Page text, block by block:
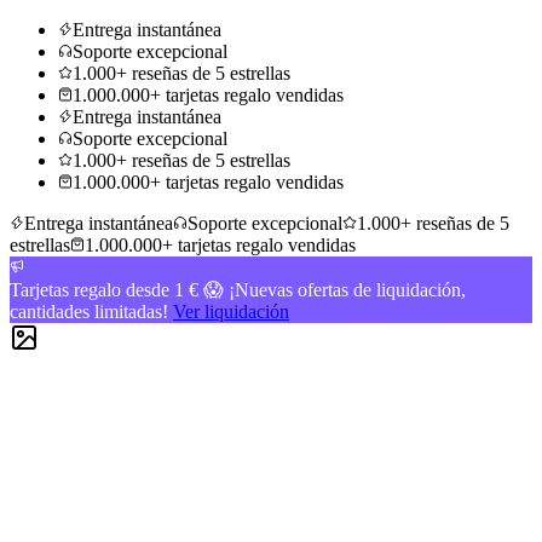
Entrega instantánea
Soporte excepcional
1.000+ reseñas de 5 estrellas
1.000.000+ tarjetas regalo vendidas
Entrega instantánea
Soporte excepcional
1.000+ reseñas de 5 estrellas
1.000.000+ tarjetas regalo vendidas
Entrega instantánea
Soporte excepcional
1.000+ reseñas de 5
estrellas
1.000.000+ tarjetas regalo vendidas
Tarjetas regalo desde 1 € 😱 ¡Nuevas ofertas de liquidación,
cantidades limitadas! Ver liquidación